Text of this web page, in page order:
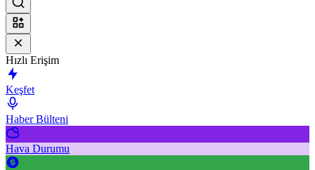
Hızlı Erişim
Keşfet
Haber Bülteni
Hava Durumu